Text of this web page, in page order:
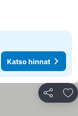
Katso hinnat
Jaa